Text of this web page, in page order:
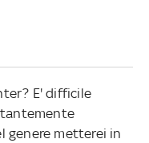
E' difficile
genere metterei in